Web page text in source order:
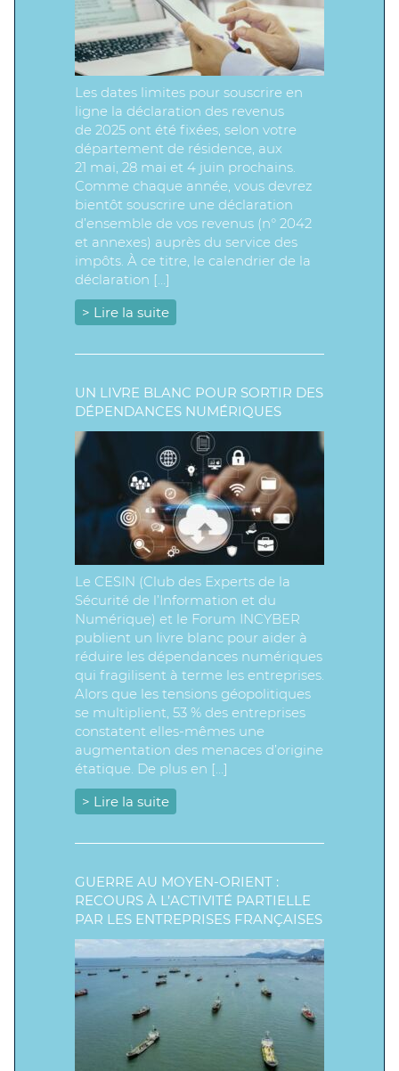
Les dates limites pour souscrire en
ligne la déclaration des revenus
de 2025 ont été fixées, selon votre
département de résidence, aux
21 mai, 28 mai et 4 juin prochains.
Comme chaque année, vous devrez
bientôt souscrire une déclaration
d’ensemble de vos revenus (n° 2042
et annexes) auprès du service des
impôts. À ce titre, le calendrier de la
déclaration […]
> Lire la suite
UN LIVRE BLANC POUR SORTIR DES
DÉPENDANCES NUMÉRIQUES
Le CESIN (Club des Experts de la
Sécurité de l’Information et du
Numérique) et le Forum INCYBER
publient un livre blanc pour aider à
réduire les dépendances numériques
qui fragilisent à terme les entreprises.
Alors que les tensions géopolitiques
se multiplient, 53 % des entreprises
constatent elles-mêmes une
augmentation des menaces d’origine
étatique. De plus en […]
> Lire la suite
GUERRE AU MOYEN-ORIENT :
RECOURS À L’ACTIVITÉ PARTIELLE
PAR LES ENTREPRISES FRANÇAISES